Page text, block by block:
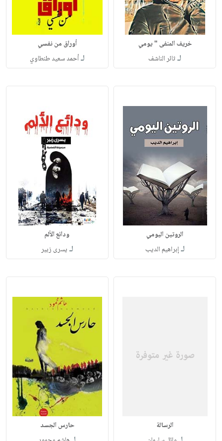
خريف المنفى " يومي
لـثائر الناشف
أوراق من نفسي
لـأحمد سعيد طنطاوي
الروتين اليومي
لـإبراهيم الديب
ودائع الألم
لـ يسرى زبير
الرسالة حارس الجسد